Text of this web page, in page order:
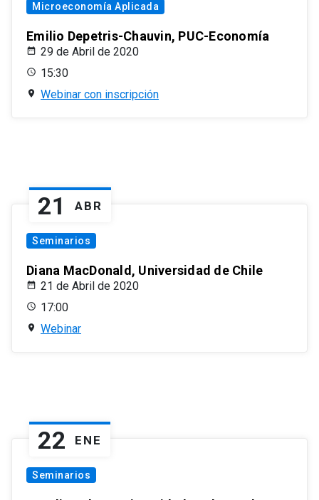
Microeconomía Aplicada
Emilio Depetris-Chauvin, PUC-Economía
29 de Abril de 2020
15:30
Webinar con inscripción
21 ABR
Seminarios
Diana MacDonald, Universidad de Chile
21 de Abril de 2020
17:00
Webinar
22 ENE
Seminarios